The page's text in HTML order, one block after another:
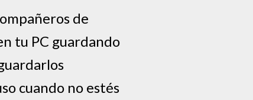
de
tu PC guardando
cuando no estés